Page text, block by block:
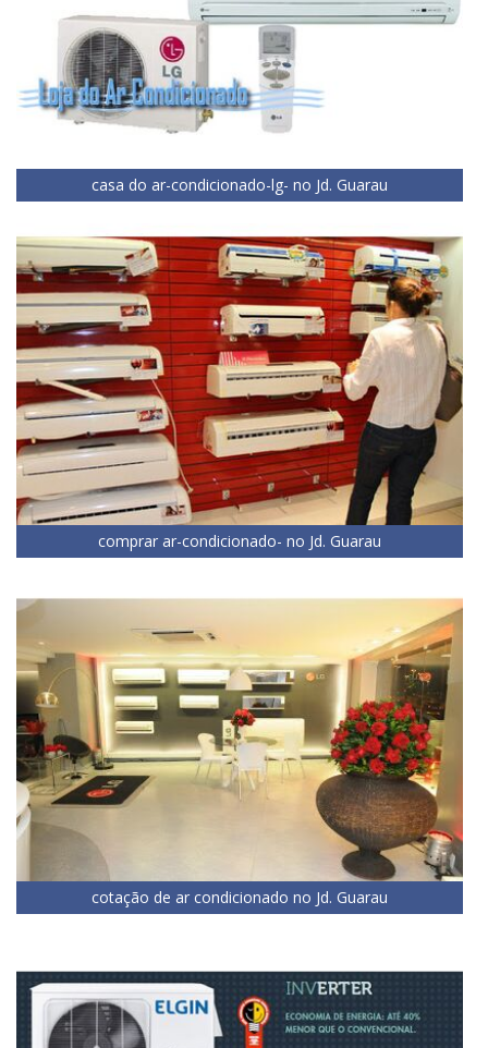
casa do ar-condicionado-lg- no Jd. Guarau
comprar ar-condicionado- no Jd. Guarau
cotação de ar condicionado no Jd. Guarau